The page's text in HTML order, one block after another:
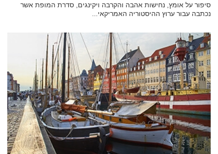
סיפור על אומץ, נחישות אהבה והקרבה ויקינגים, סדרת המופת אשר
נכתבה עבור ערוץ ההיסטוריה האמריקאי...